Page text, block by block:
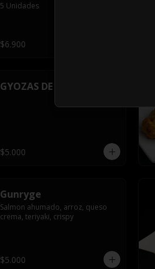
5 Unidades
$6.900
GYOZAS DE CAMARON
$5.000
Gunryge
Salmon ahumado, arroz, queso
crema, teriyaki, crispy
$5.000